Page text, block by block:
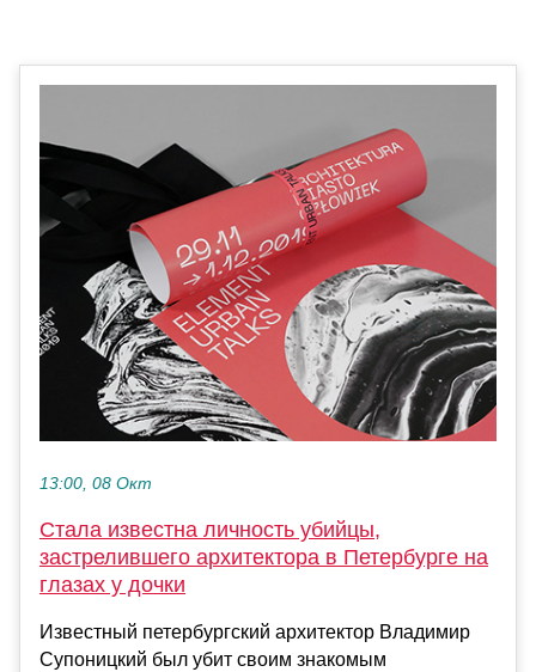
13:00, 08 Окт
Стала известна личность убийцы,
застрелившего архитектора в Петербурге на
глазах у дочки
Известный петербургский архитектор Владимир
Супоницкий был убит своим знакомым